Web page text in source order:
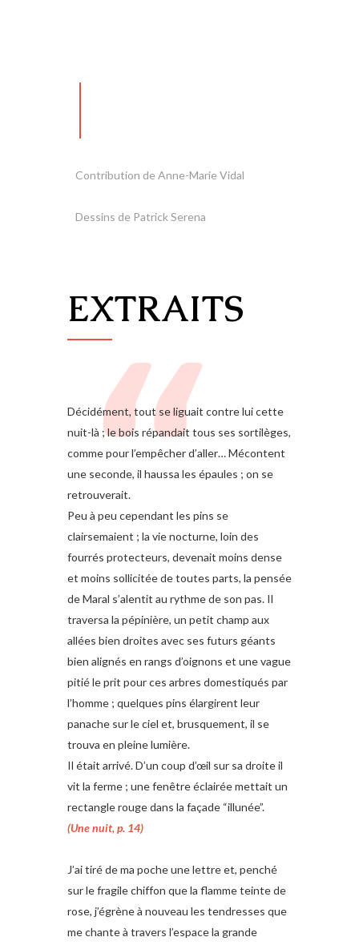
Contribution de Anne-Marie Vidal
Dessins de Patrick Serena
EXTRAITS
Décidément, tout se liguait contre lui cette
nuit-là ; le bois répandait tous ses sortilèges,
comme pour l’empêcher d’aller… Mécontent
une seconde, il haussa les épaules ; on se
retrouverait.
Peu à peu cependant les pins se
clairsemaient ; la vie nocturne, loin des
fourrés protecteurs, devenait moins dense
et moins sollicitée de toutes parts, la pensée
de Maral s’alentit au rythme de son pas. Il
traversa la pépinière, un petit champ aux
allées bien droites avec ses futurs géants
bien alignés en rangs d’oignons et une vague
pitié le prit pour ces arbres domestiqués par
l’homme ; quelques pins élargirent leur
panache sur le ciel et, brusquement, il se
trouva en pleine lumière.
Il était arrivé. D’un coup d’œil sur sa droite il
vit la ferme ; une fenêtre éclairée mettait un
rectangle rouge dans la façade “illunée”.
(Une nuit, p. 14)
J’ai tiré de ma poche une lettre et, penché
sur le fragile chiffon que la flamme teinte de
rose, j’égrène à nouveau les tendresses que
me chante à travers l’espace la grande